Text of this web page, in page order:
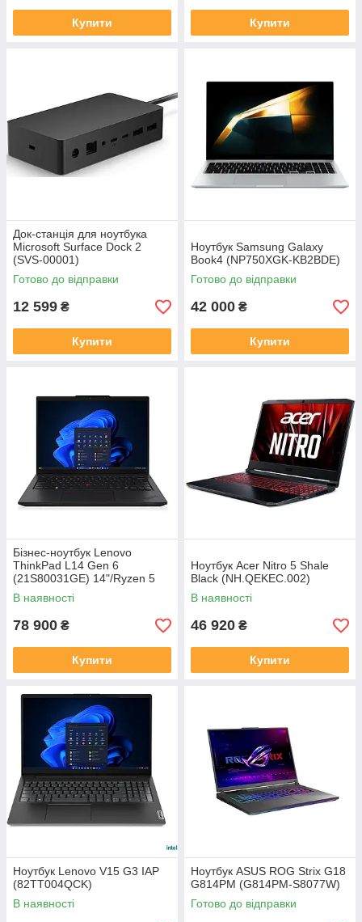
Купити Купити
Док-станція для ноутбука
Microsoft Surface Dock 2
(SVS-00001)
Готово до відправки
12 599 ₴
Купити
Ноутбук Samsung Galaxy
Book4 (NP750XGK-KB2BDE)
Готово до відправки
42 000 ₴
Купити
Бізнес-ноутбук Lenovo
ThinkPad L14 Gen 6
(21S80031GE) 14"/Ryzen 5
PRO 215/32/1TB/Radeon
740M/Windows 11 Pro
В наявності
78 900 ₴
Купити
Ноутбук Acer Nitro 5 Shale
Black (NH.QEKEC.002)
В наявності
46 920 ₴
Купити
Ноутбук Lenovo V15 G3 IAP
(82TT004QCK)
В наявності
Ноутбук ASUS ROG Strix G18
G814PM (G814PM-S8077W)
Готово до відправки